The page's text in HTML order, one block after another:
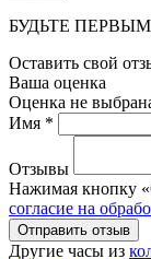
БУДЬТЕ
Оставить свой
Ваша оценка
Оценка не
Имя *
Отзывы
Нажимая кнопку
согласие на
Отправить отзыв
Другие часы из